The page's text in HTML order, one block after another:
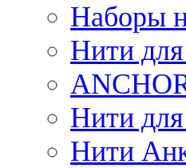
Наборы
Нити
Нити
Нити